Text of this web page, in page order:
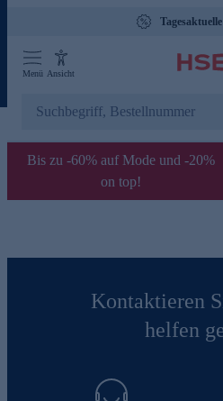
Menü Ansicht
Bis zu -60% auf Mode und -20%
on top!
Kontaktieren
helfen